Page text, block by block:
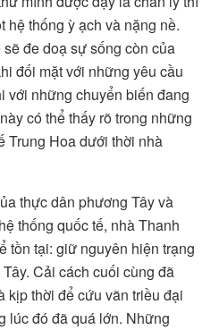
hệ thống ỳ ạch và nặng nề.
đe doạ sự sống còn của
đối mặt với những yêu cầu
với những chuyển biến đang
có thể thấy rõ trong những
Trung Hoa dưới thời nhà
thực dân phương Tây và
thống quốc tế, nhà Thanh
tồn tại: giữ nguyên hiện trạng
Cải cách cuối cùng đã
kịp thời để cứu vãn triều đại
lúc đó đã quá lớn. Những